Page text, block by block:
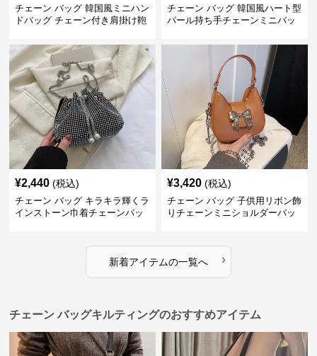
チェーン バッグ 韓国風ミニハン
ドバッグ チェーン付き肩掛け鞄
チェーン バッグ 韓国風ハート型
パール持ち手チェーンミニバッ
¥2,440 (税込)
チェーン バッグ キラキラ輝くラ
インストーン巾着チェーンバッ
¥3,420 (税込)
チェーン バッグ 子供用リボン飾
りチェーンミニショルダーバッ
新着アイテムの一覧へ ›
チェーン バッグキルティングのおすすめアイテム